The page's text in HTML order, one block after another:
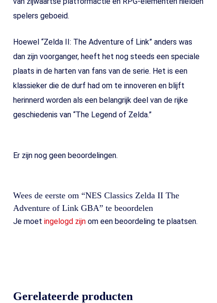
spelers geboeid.
Hoewel “Zelda II: The Adventure of Link” anders was
dan zijn voorganger, heeft het nog steeds een speciale
plaats in de harten van fans van de serie. Het is een
klassieker die de durf had om te innoveren en blijft
herinnerd worden als een belangrijk deel van de rijke
geschiedenis van “The Legend of Zelda.”
Er zijn nog geen beoordelingen.
Wees de eerste om “NES Classics Zelda II The
Adventure of Link GBA” te beoordelen
Je moet ingelogd zijnom een beoordeling te plaatsen.
Gerelateerde producten